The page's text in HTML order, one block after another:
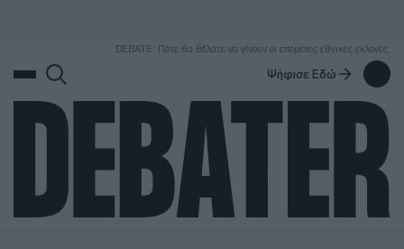
DEBATE: Πότε θα θέλατε να γίνουν οι επόμενες εθνικές εκλογές;
Ψήφισε Εδώ